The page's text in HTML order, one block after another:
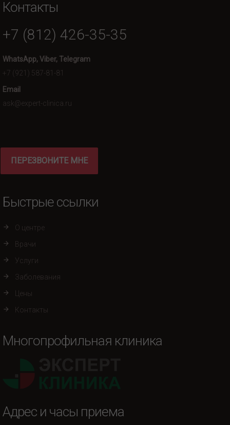
Контакты
+7 (812) 426-35-35
WhatsApp, Viber, Telegram
+7 (921) 587-81-81
Email
ask@expert-clinica.ru
ПЕРЕЗВОНИТЕ МНЕ
Быстрые ссылки
О центре
Врачи
Услуги
Заболевания
Цены
Контакты
Многопрофильная клиника
Адрес и часы приема